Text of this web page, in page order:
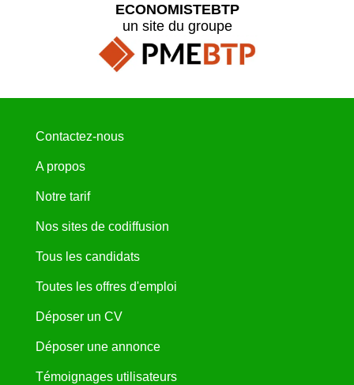
ECONOMISTEBTP
un site du groupe
Contactez-nous
A propos
Notre tarif
Nos sites de codiffusion
Tous les candidats
Toutes les offres d'emploi
Déposer un CV
Déposer une annonce
Témoignages utilisateurs